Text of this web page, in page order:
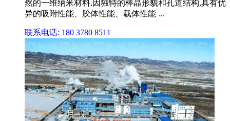
然的一维纳米材料,因独特的棒晶形貌和孔道结构,具有优
异的吸附性能、胶体性能、载体性能 ...
联系电话: 180 3780 8511